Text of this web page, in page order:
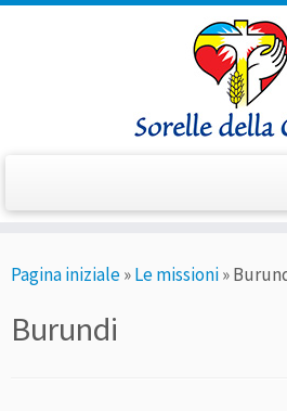
alPagina iniziale»Le missioni»
Burundi